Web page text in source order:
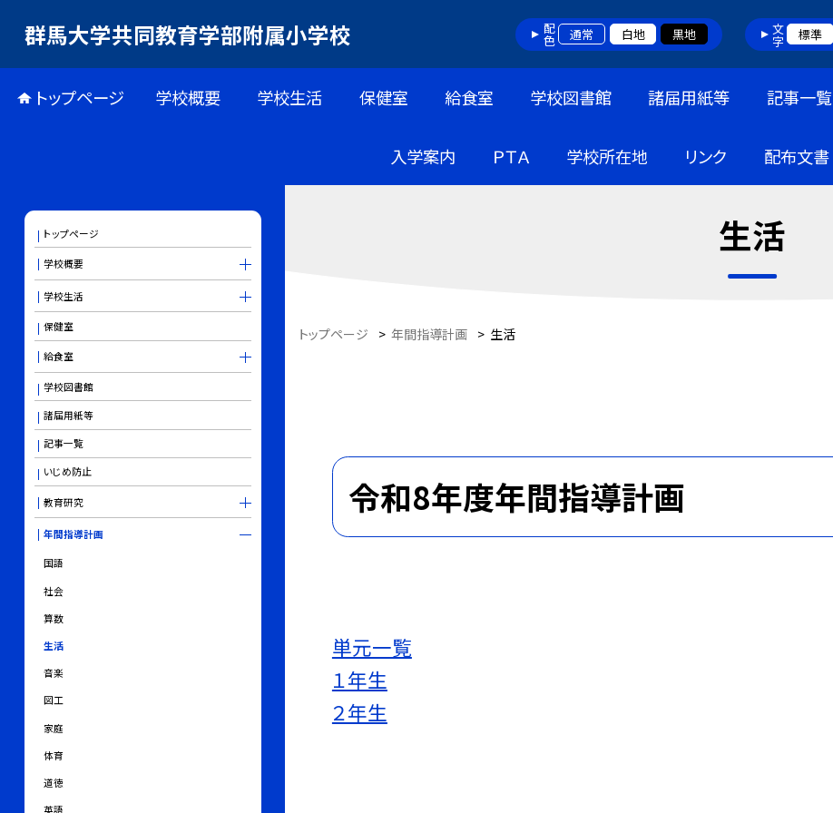
群馬大学共同教育学部附属小学校 配色 通常 白地 黒地 文字 標準
トップページ 学校概要 学校生活 保健室 給食室 学校図書館 諸届用紙等 記事一覧
入学案内 ＰＴＡ 学校所在地 リンク 配布文書
生活
トップページ > 年間指導計画 > 生活
令和8年度年間指導計画
単元一覧
１年生
２年生
トップページ
学校概要
学校生活
保健室
給食室
学校図書館
諸届用紙等
記事一覧
いじめ防止
教育研究
年間指導計画
国語
社会
算数
生活
音楽
図工
家庭
体育
道徳
英語